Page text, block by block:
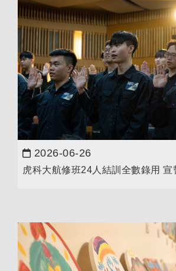
日期：
2026-06-26
虎科大航修班24人結訓全數錄用 宣